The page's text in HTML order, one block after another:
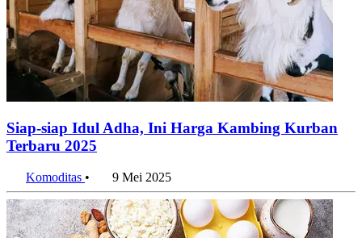
Siap-siap Idul Adha, Ini Harga Kambing Kurban
Komoditas• 9 Mei 2025